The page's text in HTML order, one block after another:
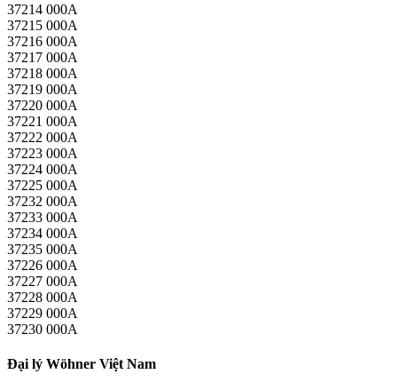
37214 000A
37215 000A
37216 000A
37217 000A
37218 000A
37219 000A
37220 000A
37221 000A
37222 000A
37223 000A
37224 000A
37225 000A
37232 000A
37233 000A
37234 000A
37235 000A
37226 000A
37227 000A
37228 000A
37229 000A
37230 000A
Đại lý Wöhner Việt Nam